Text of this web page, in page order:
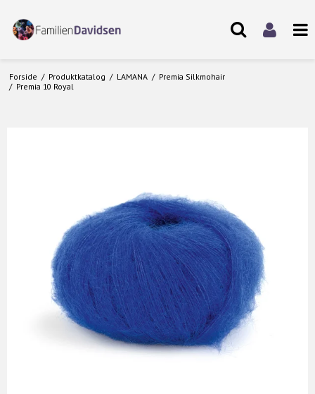
Forside / Produktkatalog / LAMANA / Premia Silkmohair
/ Premia 10 Royal